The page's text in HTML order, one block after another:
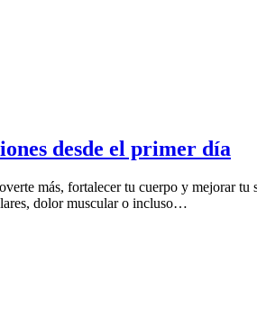
desde el primer día
más, fortalecer tu cuerpo y mejorar
dolor muscular o incluso…